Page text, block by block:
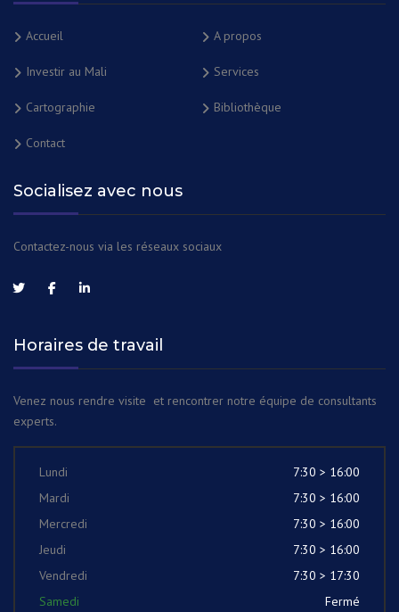
Accueil A propos
Investir au Mali Services
Cartographie Bibliothèque
Contact
Socialisez avec nous
Contactez-nous via les réseaux sociaux
Horaires de travail
Venez nous rendre visite et rencontrer notre équipe de consultants
experts.
Lundi
7:30 > 16:00
Mardi
7:30 > 16:00
Mercredi
7:30 > 16:00
Jeudi
7:30 > 16:00
Vendredi
7:30 > 17:30
Samedi
Fermé